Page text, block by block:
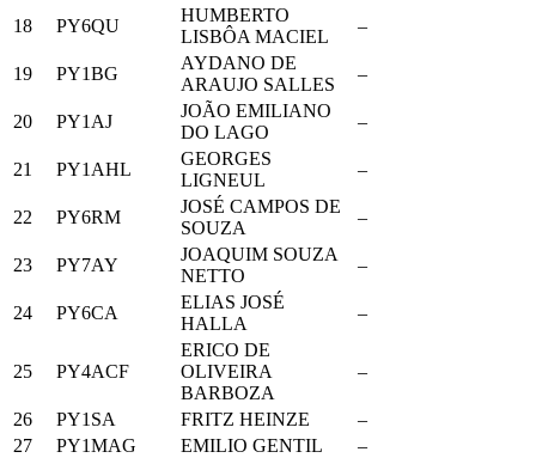
18 PY6QU
HUMBERTO
LISBÔA MACIEL
–
19 PY1BG
AYDANO DE
ARAUJO SALLES
–
20 PY1AJ
JOÃO EMILIANO
DO LAGO
–
21 PY1AHL
GEORGES
LIGNEUL
–
22 PY6RM
JOSÉ CAMPOS DE
SOUZA
–
23 PY7AY
JOAQUIM SOUZA
NETTO
–
24 PY6CA
ELIAS JOSÉ
HALLA
–
25 PY4ACF
ERICO DE
OLIVEIRA
BARBOZA
–
26 PY1SA FRITZ HEINZE
–
27
PY1MAG EMILIO GENTIL
–